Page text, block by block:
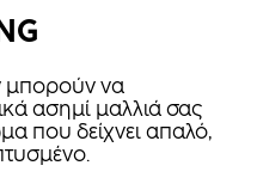
μπορούν να
ασημί μαλλιά σας
που δείχνει απαλό,